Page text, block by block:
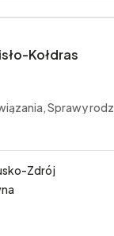
Kołdras
Sprawy rodzinne, Prawo
Zdrój